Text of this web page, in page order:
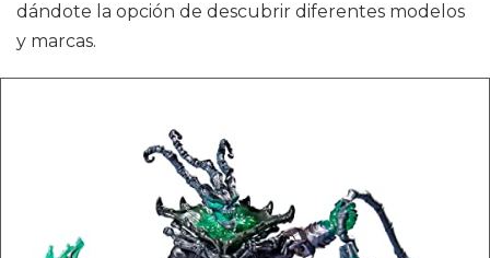
dándote la opción de descubrir diferentes modelos
y marcas.